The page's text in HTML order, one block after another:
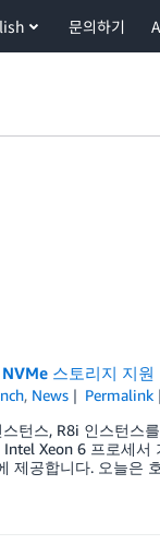
문의하기
스토리지 지원
, News Permalink
턴스, R8i 인스턴스
Xeon 6 프로세
공합니다. 오늘은